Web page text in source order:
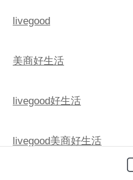
livegood
美商好生活
livegood好生活
livegood美商好生活